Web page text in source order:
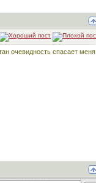
очевидность спасает меня